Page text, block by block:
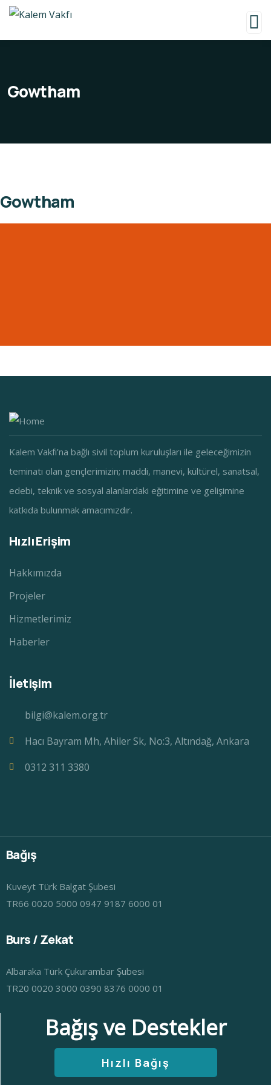
Gowtham
Gowtham
Kalem Vakfı’na bağlı sivil toplum kuruluşları ile geleceğimizin
teminatı olan gençlerimizin; maddi, manevi, kültürel, sanatsal,
edebi, teknik ve sosyal alanlardaki eğitimine ve gelişimine
katkıda bulunmak amacımızdır.
Hızlı Erişim
Hakkımızda
Projeler
Hizmetlerimiz
Haberler
İletişim
bilgi@kalem.org.tr
Hacı Bayram Mh, Ahiler Sk, No:3, Altındağ, Ankara
0312 311 3380
Bağış
Kuveyt Türk Balgat Şubesi
TR66 0020 5000 0947 9187 6000 01
Burs / Zekat
Albaraka Türk Çukurambar Şubesi
TR20 0020 3000 0390 8376 0000 01
Bağış ve Destekler
Hızlı Bağış